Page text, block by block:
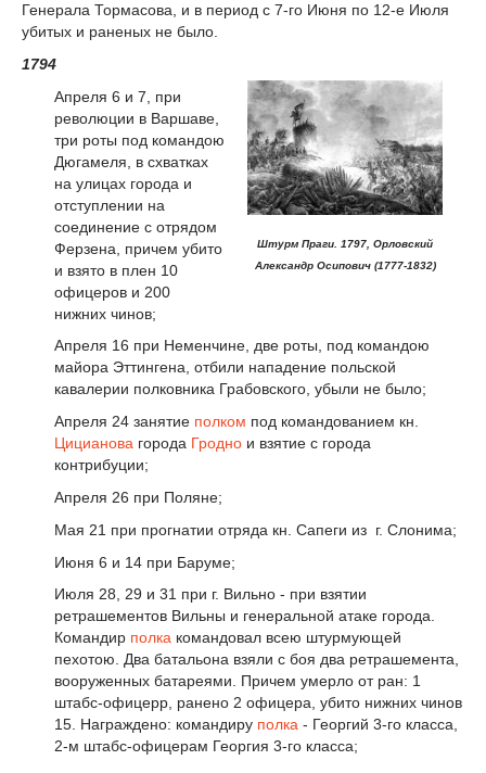
Генерала Тормасова, и в период с 7-го Июня по 12-е Июля
убитых и раненых не было.
Штурм Праги. 1797, Орловский
Александр Осипович (1777-1832)
1794
Апреля 6 и 7, при
революции в Варшаве,
три роты под командою
Дюгамеля, в схватках
на улицах города и
отступлении на
соединение с отрядом
Ферзена, причем убито
и взято в плен 10
офицеров и 200
нижних чинов;
Апреля 16 при Неменчине, две роты, под командою
майора Эттингена, отбили нападение польской
кавалерии полковника Грабовского, убыли не было;
Апреля 24 занятие полком под командованием кн.
Цицианова города Гродно и взятие с города
контрибуции;
Апреля 26 при Поляне;
Мая 21 при прогнатии отряда кн. Сапеги из г. Слонима;
Июня 6 и 14 при Баруме;
Июля 28, 29 и 31 при г. Вильно - при взятии
ретрашементов Вильны и генеральной атаке города.
Командир полка командовал всею штурмующей
пехотою. Два батальона взяли с боя два ретрашемента,
вооруженных батареями. Причем умерло от ран: 1
штабс-офицерр, ранено 2 офицера, убито нижних чинов
15. Награждено: командиру полка - Георгий 3-го класса,
2-м штабс-офицерам Георгия 3-го класса;